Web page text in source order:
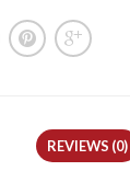
REVIEWS (0)